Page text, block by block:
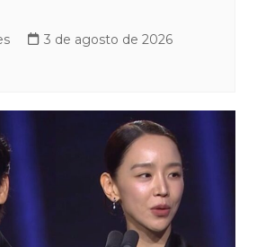
3 de agosto de 2026